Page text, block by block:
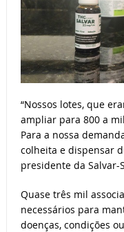
“Nossos lotes, que
ampliar para 800 a
Para a nossa
colheita e dispensar
presidente da Salvar-
Quase três mil
necessários para
doenças, condições